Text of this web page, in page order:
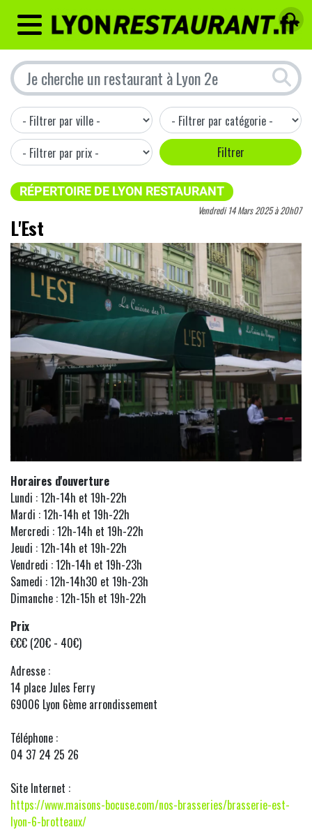
MENU
RÉPERTOIRE DE LYON RESTAURANT
Vendredi 14 Mars 2025 à 20h07
L'Est
Horaires d'ouverture
Lundi : 12h-14h et 19h-22h
Mardi : 12h-14h et 19h-22h
Mercredi : 12h-14h et 19h-22h
Jeudi : 12h-14h et 19h-22h
Vendredi : 12h-14h et 19h-23h
Samedi : 12h-14h30 et 19h-23h
Dimanche : 12h-15h et 19h-22h
Prix
€€€ (20€ - 40€)
Adresse :
14 place Jules Ferry
69006 Lyon 6ème arrondissement
Téléphone :
04 37 24 25 26
Site Internet :
https://www.maisons-bocuse.com/nos-brasseries/brasserie-est-
lyon-6-brotteaux/